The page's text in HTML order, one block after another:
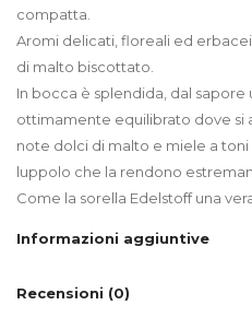
compatta.
Aromi delicati, floreali ed
di malto biscottato.
In bocca è splendida, dal
ottimamente equilibrato dove si
note dolci di malto e miele a
luppolo che la rendono
Come la sorella Edelstoff una
Informazioni aggiuntive
Recensioni (0)